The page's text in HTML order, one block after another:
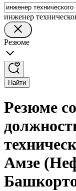
инженер
Резюме
Найти
Резюме
Амзе